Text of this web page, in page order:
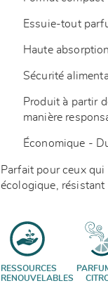
Essuie-tout
Haute
Sécurité
Produit à partir
manière
Économique -
Parfait pour ceux
écologique, résistant
RESSOURCES
RENOUVELABLES